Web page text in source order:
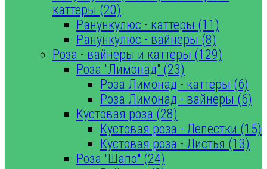
каттеры (20)
Ранункулюс - каттеры (11)
Ранункулюс - вайнеры (8)
Роза - вайнеры и каттеры (129)
Роза "Лимонад" (23)
Роза Лимонад - каттеры (6)
Роза Лимонад - вайнеры (6)
Кустовая роза (28)
Кустовая роза - Лепестки (15)
Кустовая роза - Листья (13)
Роза "Шапо" (24)